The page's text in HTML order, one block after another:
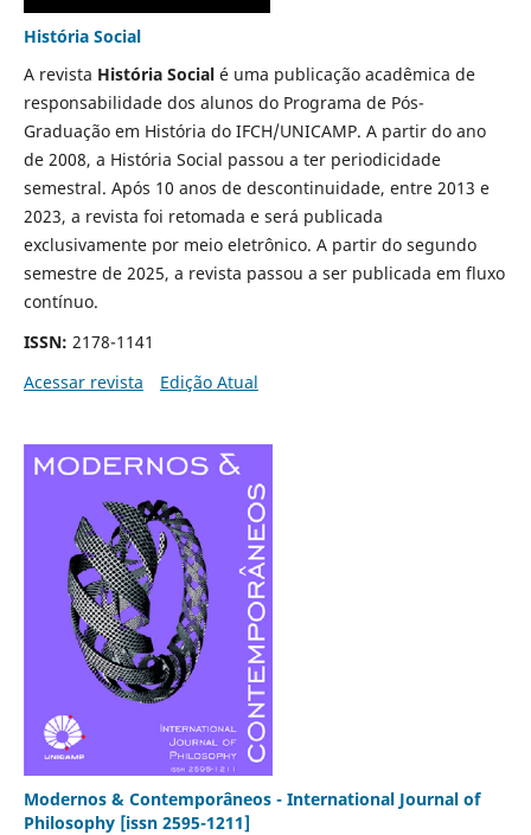
História Social
A revista História Social é uma publicação acadêmica de
responsabilidade dos alunos do Programa de Pós-
Graduação em História do IFCH/UNICAMP. A partir do ano
de 2008, a História Social passou a ter periodicidade
semestral. Após 10 anos de descontinuidade, entre 2013 e
2023, a revista foi retomada e será publicada
exclusivamente por meio eletrônico. A partir do segundo
semestre de 2025, a revista passou a ser publicada em fluxo
contínuo.
ISSN: 2178-1141
Acessar revista
Edição Atual
Modernos & Contemporâneos - International Journal of
Philosophy [issn 2595-1211]